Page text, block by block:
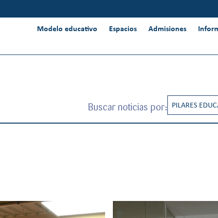
Modelo educativo Espacios Admisiones
Buscar noticias por: PILARES
CREATIVIDAD